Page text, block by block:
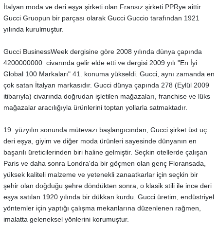
İtalyan moda ve deri eşya şirketi olan Fransız şirketi PPRye aittir.
Gucci Gruopun bir parçası olarak Gucci Guccio tarafından 1921
yılında kurulmuştur.
Gucci BusinessWeek dergisine göre 2008 yılında dünya çapında
4200000000  civarında gelir elde etti ve dergisi 2009 yılı "En İyi
Global 100 Markaları" 41. konuma yükseldi. Gucci, aynı zamanda en
çok satan İtalyan markasıdır. Gucci dünya çapında 278 (Eylül 2009
itibarıyla) civarında doğrudan işletilen mağazaları, franchise ve lüks
mağazalar aracılığıyla ürünlerini toptan yollarla satmaktadır.
19. yüzyılın sonunda mütevazı başlangıcından, Gucci şirket üst uç
deri eşya, giyim ve diğer moda ürünleri sayesinde dünyanın en
başarılı üreticilerinden biri haline gelmiştir. Seçkin otellerde çalışan
Paris ve daha sonra Londra'da bir göçmen olan genç Floransada,
yüksek kaliteli malzeme ve yetenekli zanaatkarlar için seçkin bir
şehir olan doğduğu şehre döndükten sonra, o klasik stili ile ince deri
eşya satılan 1920 yılında bir dükkan kurdu. Gucci üretim, endüstriyel
yöntemler için yaptığı çalışma mekanlarına düzenlenen rağmen,
imalatta geleneksel yönlerini korumuştur.